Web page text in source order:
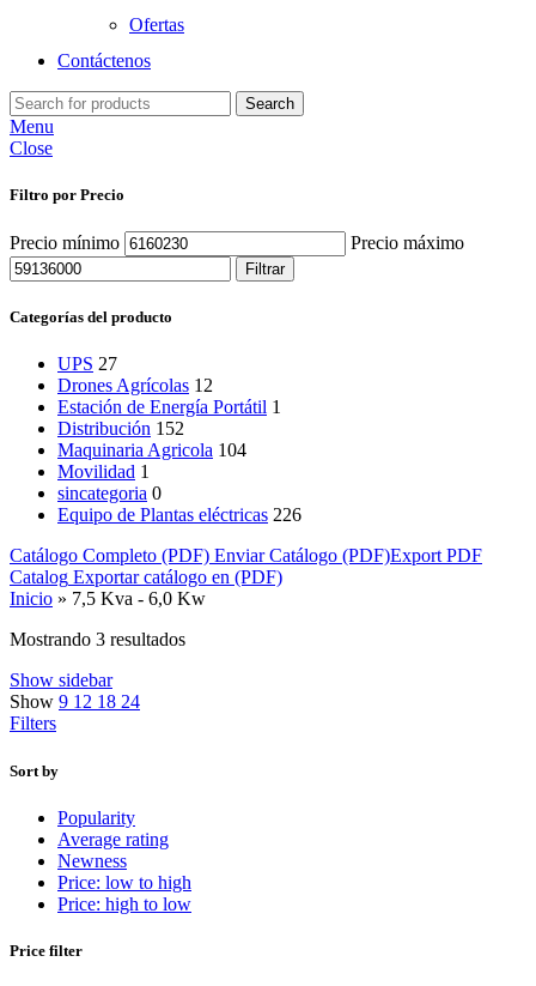
Ofertas
Contáctenos
Search
Menu
Close
Filtro por Precio
Precio mínimo Precio máximo
Filtrar
Categorías del producto
UPS 27
Drones Agrícolas 12
Estación de Energía Portátil 1
Distribución 152
Maquinaria Agricola 104
Movilidad 1
sincategoria 0
Equipo de Plantas eléctricas 226
Catálogo Completo (PDF) Enviar Catálogo (PDF)Export PDF
Catalog Exportar catálogo en (PDF)
Inicio » 7,5 Kva - 6,0 Kw
Mostrando 3 resultados
Show sidebar
Show 9 12 18 24
Filters
Sort by
Popularity
Average rating
Newness
Price: low to high
Price: high to low
Price filter